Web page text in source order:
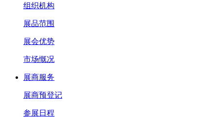
组织机构
展品范围
展会优势
市场慨况
展商服务
展商预登记
参展日程